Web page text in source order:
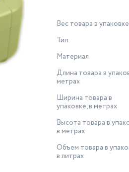
Вес товара в
Тип
Материал
Длина товара в
метрах
Ширина товара в
упаковке, в метрах
Высота товара в
в метрах
Объем товара в
в литрах